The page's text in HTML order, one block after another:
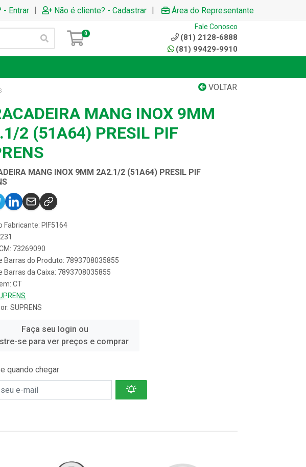
- Entrar | Não é cliente? - Cadastrar | Área do Representante
0
Fale Conosco
(81) 2128-6888
(81) 99429-9910
VOLTAR
MANG INOX 9MM
2 (51A64) PRESIL PIF
MANG INOX 9MM 2A2.1/2 (51A64) PRESIL PIF
Fabricante: PIF5164
73269090
Barras do Produto: 7893708035855
Barras da Caixa: 7893708035855
CT
SUPRENS
Faça seu login ou
se para ver preços e comprar
quando chegar